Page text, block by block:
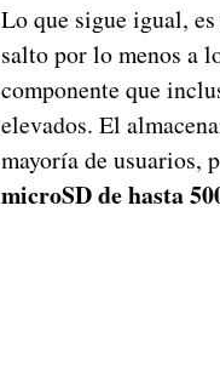
Lo que sigue igual,
salto por lo menos a
componente que
elevados. El
mayoría de usuarios,
microSD de hasta